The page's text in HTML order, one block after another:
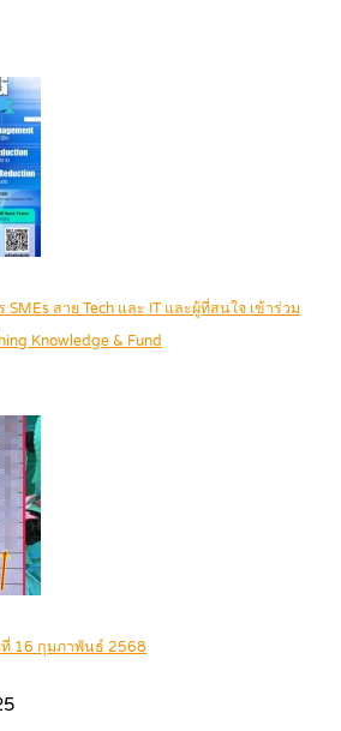
สาย Tech และ IT และผู้ที่สนใจ เข้าร่วม
Knowledge & Fund
ที่ 16 กุมภาพันธ์ 2568